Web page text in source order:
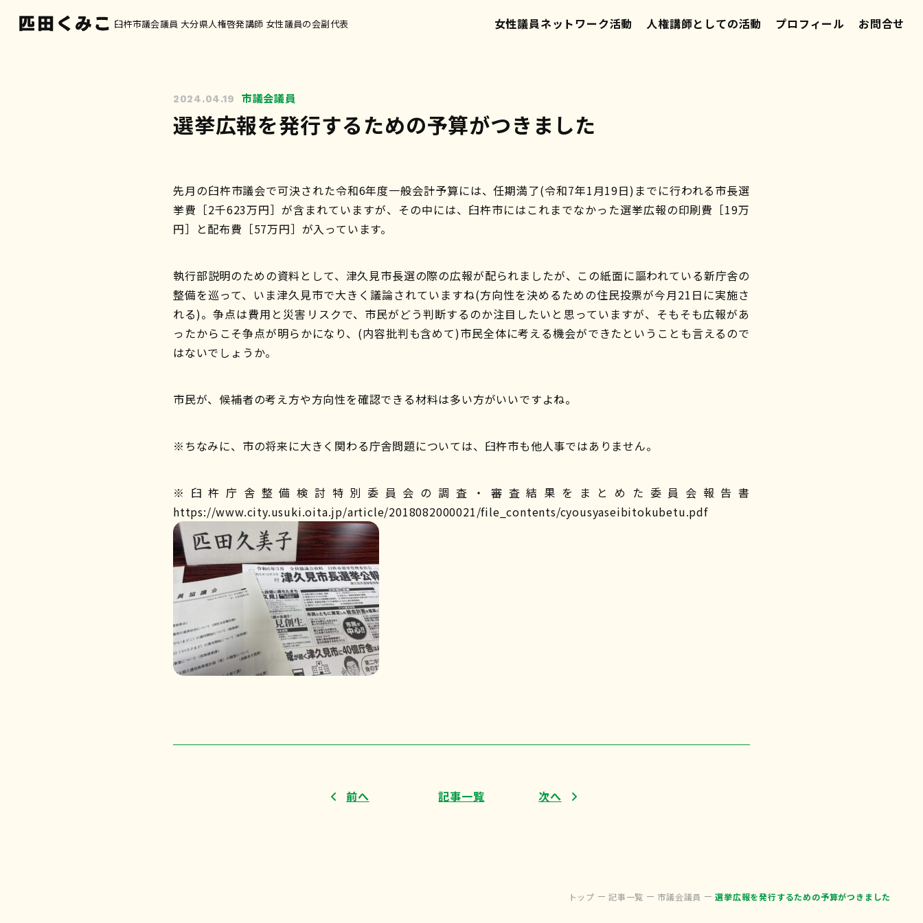
臼杵市議会議員 大分県人権啓発講師 女性議員の会副代表 女性議員ネットワーク活動 人権講師としての活動 プロフィール お問合せ
2024.04.19 市議会議員
選挙広報を発行するための予算がつきました
先月の臼杵市議会で可決された令和6年度一般会計予算には、任期満了(令和7年1月19日)までに行われる市長選
挙費［2千623万円］が含まれていますが、その中には、臼杵市にはこれまでなかった選挙広報の印刷費［19万
円］と配布費［57万円］が入っています。
執行部説明のための資料として、津久見市長選の際の広報が配られましたが、この紙面に謳われている新庁舎の
整備を巡って、いま津久見市で大きく議論されていますね(方向性を決めるための住民投票が今月21日に実施さ
れる)。争点は費用と災害リスクで、市民がどう判断するのか注目したいと思っていますが、そもそも広報があ
ったからこそ争点が明らかになり、(内容批判も含めて)市民全体に考える機会ができたということも言えるので
はないでしょうか。
市民が、候補者の考え方や方向性を確認できる材料は多い方がいいですよね。
※ちなみに、市の将来に大きく関わる庁舎問題については、臼杵市も他人事ではありません。
※臼杵庁舎整備検討特別委員会の調査・審査結果をまとめた委員会報告書
https://www.city.usuki.oita.jp/article/2018082000021/file_contents/cyousyaseibitokubetu.pdf
前へ 記事一覧 次へ
トップ 記事一覧 市議会議員 選挙広報を発行するための予算がつきました